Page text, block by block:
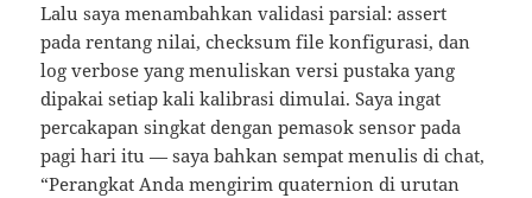
Lalu saya menambahkan validasi parsial: assert
pada rentang nilai, checksum file konfigurasi, dan
log verbose yang menuliskan versi pustaka yang
dipakai setiap kali kalibrasi dimulai. Saya ingat
percakapan singkat dengan pemasok sensor pada
pagi hari itu — saya bahkan sempat menulis di chat,
“Perangkat Anda mengirim quaternion di urutan